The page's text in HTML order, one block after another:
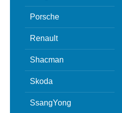
Porsche
Renault
Shacman
Skoda
SsangYong